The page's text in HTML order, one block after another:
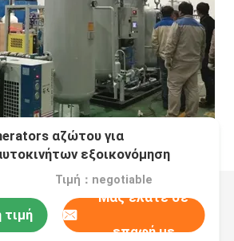
αζώτου για
εξοικονόμηση
Τιμή：negotiable
Μας ελάτε σε
επαφή με